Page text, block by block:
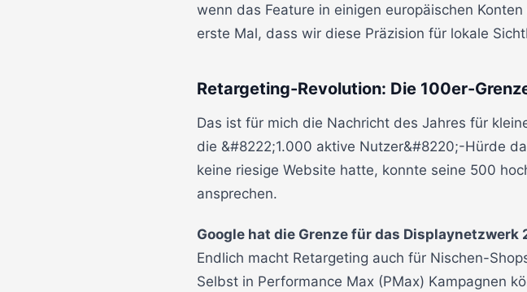
wenn das Feature in einigen europäischen
erste Mal, dass wir diese Präzision für lokale
Retargeting-Revolution: Die 100er-
Das ist für mich die Nachricht des Jahres für
die &#8222;1.000 aktive Nutzer&#8220;-Hürde
keine riesige Website hatte, konnte seine 500
ansprechen.
Google hat die Grenze für das
Endlich macht Retargeting auch für Nischen-
Selbst in Performance Max (PMax) Kampagnen